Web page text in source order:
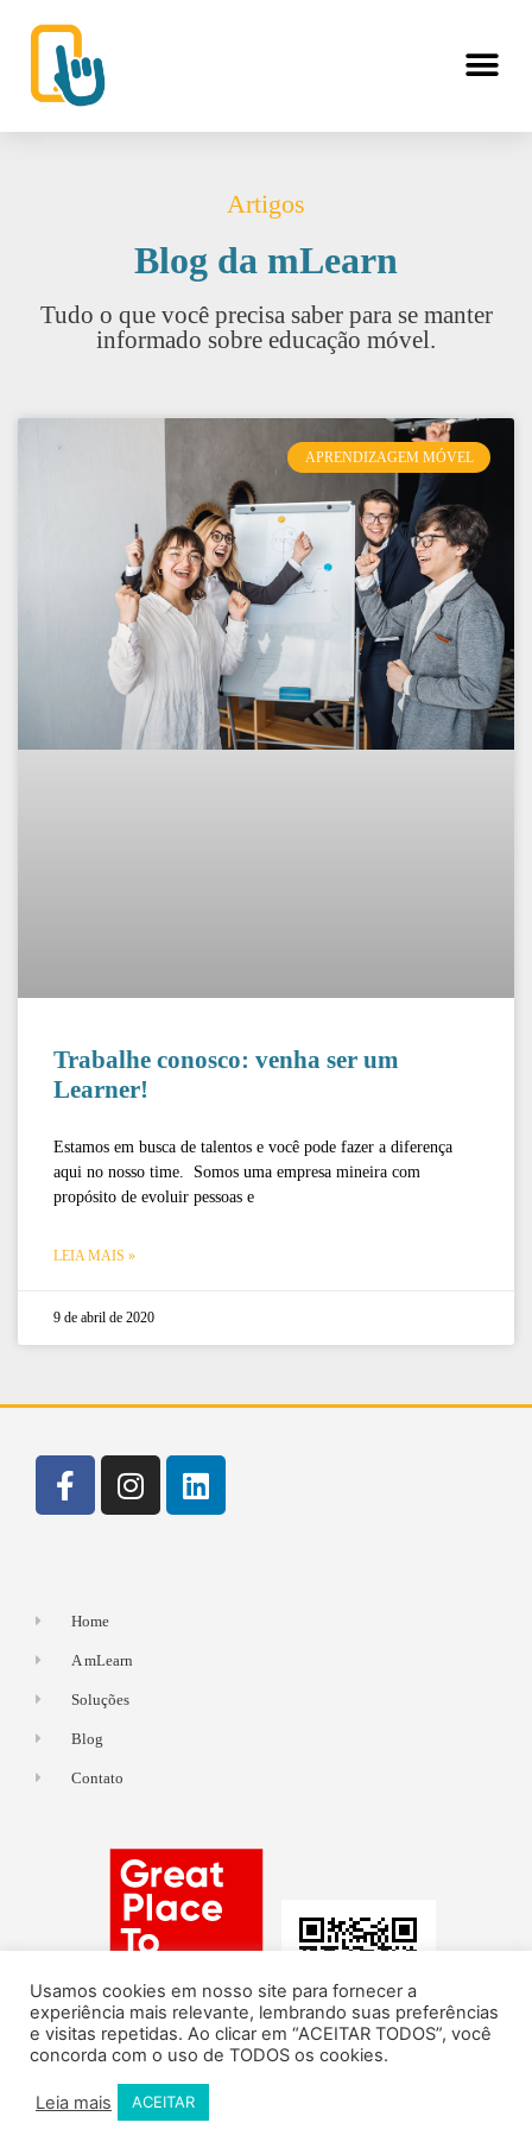
Artigos
Blog da mLearn
Tudo o que você precisa saber para se manter
informado sobre educação móvel.
APRENDIZAGEM MÓVEL
Trabalhe conosco: venha ser um
Learner!
Estamos em busca de talentos e você pode fazer a diferença
aqui no nosso time. Somos uma empresa mineira com
propósito de evoluir pessoas e
LEIA MAIS »
9 de abril de 2020
Home
A mLearn
Soluções
Blog
Contato
Usamos cookies em nosso site para fornecer a
experiência mais relevante, lembrando suas preferências
e visitas repetidas. Ao clicar em “ACEITAR TODOS”, você
concorda com o uso de TODOS os cookies.
Leia mais ACEITAR